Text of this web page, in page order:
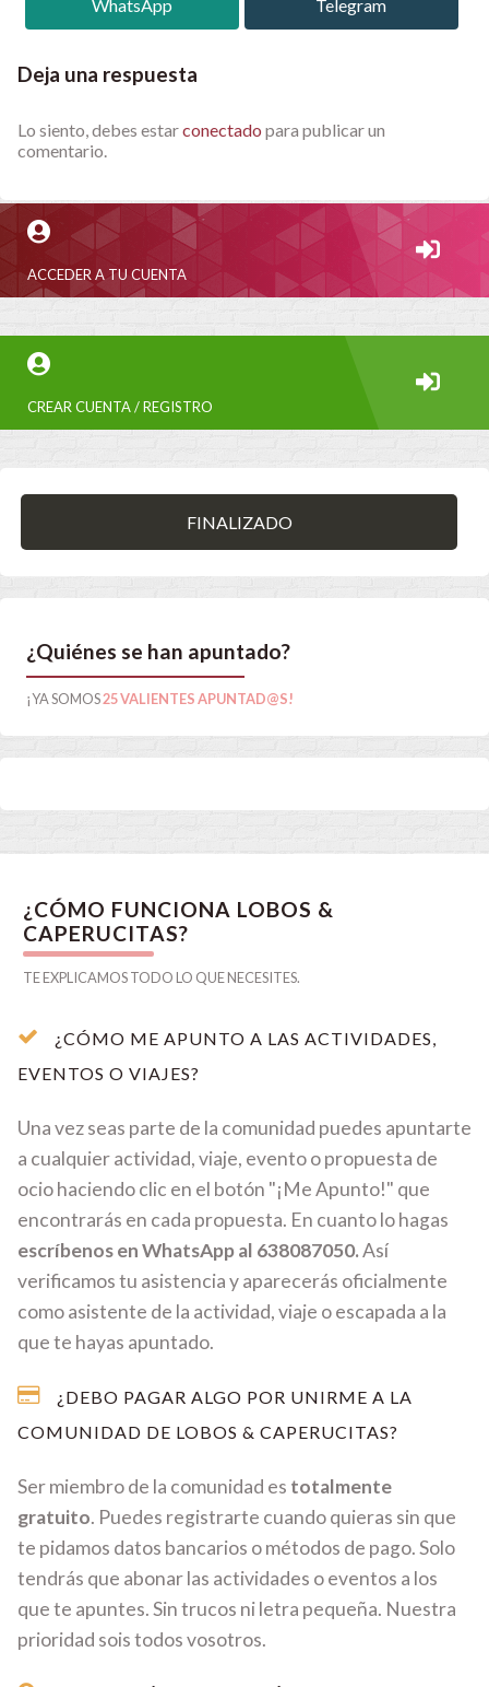
WhatsApp
Telegram
Deja una respuesta
Lo siento, debes estarconectado para publicar un
comentario.
ACCEDER A TU CUENTA
CREAR CUENTA / REGISTRO
FINALIZADO
¿Quiénes se han apuntado?
¡YA SOMOS25 VALIENTES APUNTAD@S!
¿CÓMO FUNCIONA LOBOS &
CAPERUCITAS?
TE EXPLICAMOS TODO LO QUE NECESITES.
¿CÓMO ME APUNTO A LAS ACTIVIDADES,
EVENTOS O VIAJES?
Una vez seas parte de la comunidad puedes apuntarte
a cualquier actividad, viaje, evento o propuesta de
ocio haciendo clic en el botón "¡Me Apunto!" que
encontrarás en cada propuesta. En cuanto lo hagas
escríbenos en WhatsApp al 638087050.Así
verificamos tu asistencia y aparecerás oficialmente
como asistente de la actividad, viaje o escapada a la
que te hayas apuntado.
¿DEBO PAGAR ALGO POR UNIRME A LA
COMUNIDAD DE LOBOS & CAPERUCITAS?
Ser miembro de la comunidad es totalmente
gratuito. Puedes registrarte cuando quieras sin que
te pidamos datos bancarios o métodos de pago. Solo
tendrás que abonar las actividades o eventos a los
que te apuntes. Sin trucos ni letra pequeña. Nuestra
prioridad sois todos vosotros.